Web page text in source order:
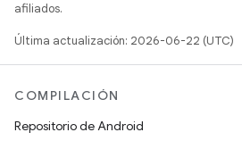
afiliados.
Última actualización: 2026-06-22 (UTC)
COMPILACIÓN
Repositorio de Android